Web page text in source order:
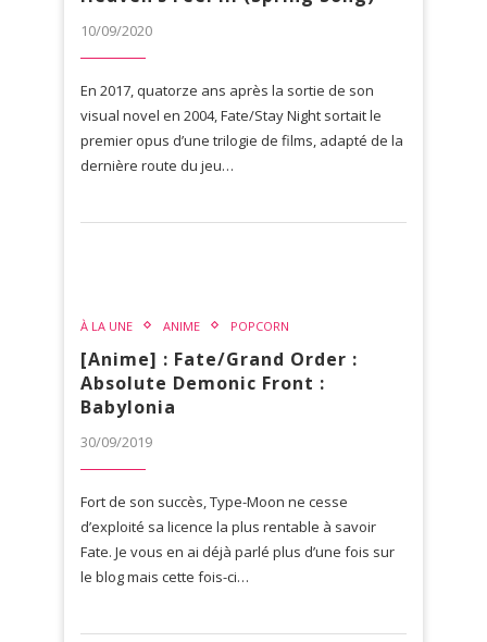
10/09/2020
En 2017, quatorze ans après la sortie de son
visual novel en 2004, Fate/Stay Night sortait le
premier opus d’une trilogie de films, adapté de la
dernière route du jeu…
À LA UNE ANIME POPCORN
[Anime] : Fate/Grand Order :
Absolute Demonic Front :
Babylonia
30/09/2019
Fort de son succès, Type-Moon ne cesse
d’exploité sa licence la plus rentable à savoir
Fate. Je vous en ai déjà parlé plus d’une fois sur
le blog mais cette fois-ci…